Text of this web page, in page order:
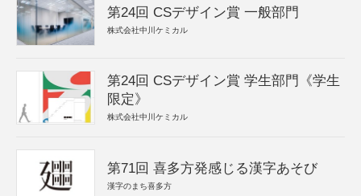
第24回 CSデザイン賞 一般部門
株式会社中川ケミカル
第24回 CSデザイン賞 学生部門《学生
限定》
株式会社中川ケミカル
第71回 喜多方発感じる漢字あそび
漢字のまち喜多方